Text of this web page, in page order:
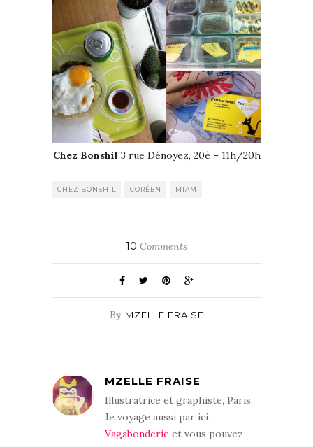
Chez Bonshil 3 rue Dénoyez, 20è – 11h/20h
CHEZ BONSHIL CORÉEN MIAM
10 Comments
By MZELLE FRAISE
MZELLE FRAISE
Illustratrice et graphiste, Paris.
Je voyage aussi par ici :
Vagabonderie et vous pouvez